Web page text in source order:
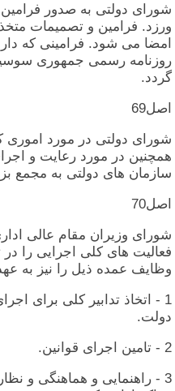
شورای‏ دولتی‏ به‏ صدور
ورزد. فرامین‏ و تصمیمات‏
امضا می‏ شود. فرامینی‏ که‏
روزنامه‏ رسمی‏ جمهوری‏
گردد.
اصل‏69
شورای‏ دولتی‏ در مورد
همچنین‏ در مورد رعایت‏ و
سازمان‏ های‏ دولتی‏ به‏ مجمع
اصل‏70
شورای‏ وزیران‏ مقام‏ عالی‏
فعالیت‏ های‏ کلی‏ اجرایی‏ را
وظایف‏ عمده‏ ذیل‏ را نیز به‏
1 - اتخاذ تدابیر کلی‏ برای‏
دولت‏.
2 - تامین‏ اجرای‏ قوانین‏.
3 - راهنمایی‏ و هماهنگی‏ و